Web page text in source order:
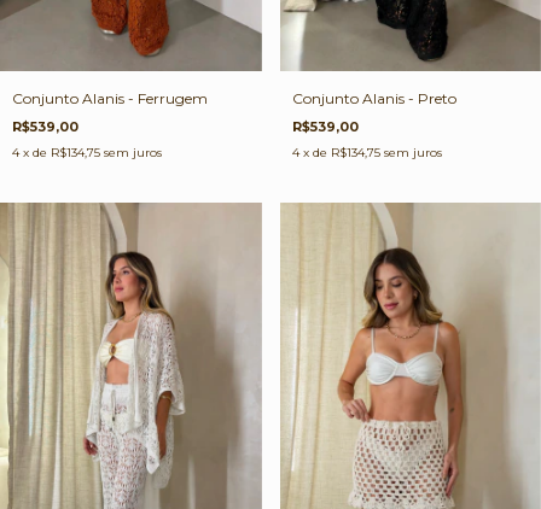
Conjunto Alanis - Ferrugem
R$539,00
4 x de R$134,75 sem juros
Conjunto Alanis - Preto
R$539,00
4 x de R$134,75 sem juros